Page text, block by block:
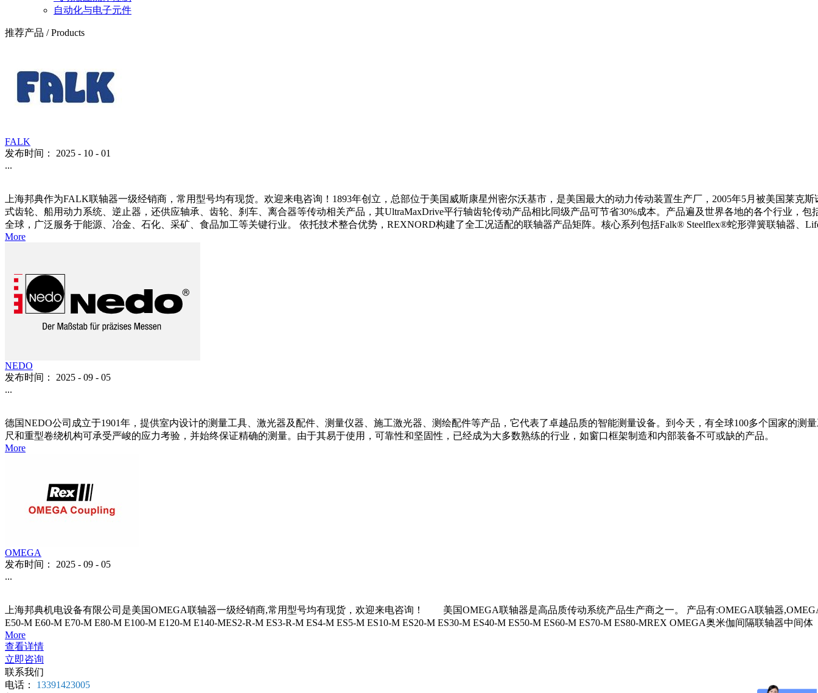
自动化与电子元件
推荐产品 / Products
FALK
发布时间：
2025 - 10 - 01
...
上海邦典作为FALK联轴器一级经销商，常用型号均有现货。欢迎来电咨询！1893年创立，总部位于美国威斯康星州密尔沃基市，是美国最大的动力传动装置生产厂，2005年5月被美国莱
式齿轮、船用动力系统、逆止器，还供应轴承、齿轮、刹车、离合器等传动相关产品，其UltraMaxDrive平行轴齿轮传动产品相比同级产品可节省30%成本。产品遍及世界各地的各个行业
全球，广泛服务于能源、冶金、石化、采矿、食品加工等关键行业。 依托技术整合优势，REXNORD构建了全工况适配的联轴器产品矩阵。核心系列包括Falk® Steelflex®蛇形弹簧联轴器
More
NEDO
发布时间：
2025 - 09 - 05
...
德国NEDO公司成立于1901年，提供室内设计的测量工具、激光器及配件、测量仪器、施工激光器、测绘配件等产品，它代表了卓越品质的智能测量设备。到今天，有全球100多个国家
尺和重型卷绕机构可承受严峻的应力考验，并始终保证精确的测量。由于其易于使用，可靠性和坚固性，已经成为大多数熟练的行业，如窗口框架制造和内部装备不可或缺的产品。
More
OMEGA
发布时间：
2025 - 09 - 05
...
上海邦典机电设备有限公司是美国OMEGA联轴器一级经销商,常用型号均有现货，欢迎来电咨询！ 美国OMEGA联轴器是高品质传动系统产品生产商之一。 产品有:OMEGA联轴器
E50-M E60-M E70-M E80-M E100-M E120-M E140-MES2-R-M ES3-R-M ES4-M ES5-M ES10-M ES20-M ES30-M ES40-M ES50-M ES60-M ES70-M ES80-MREX OMEGA奥米伽间隔联轴器中间体
More
查看详情
立即咨询
联系我们
电话：
13391423005